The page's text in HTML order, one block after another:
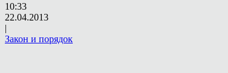
10:33
22.04.2013
|
Закон и порядок